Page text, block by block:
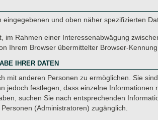
und oben näher spezifizierten
im Rahmen einer Interessenabwägung
Ihrem Browser übermittelter Browser-
IHRER DATEN
mit anderen Personen zu ermöglichen. Sie
jedoch festlegen, dass einzelne
suchen Sie nach entsprechenden
(Administratoren) zugänglich.